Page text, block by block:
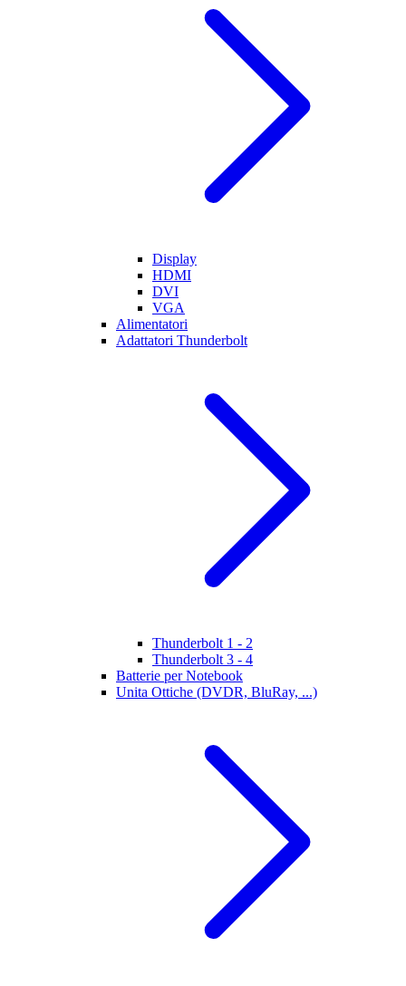
Display
HDMI
DVI
VGA
Alimentatori
Adattatori Thunderbolt
Thunderbolt 1 - 2
Thunderbolt 3 - 4
Batterie per Notebook
Unita Ottiche (DVDR, BluRay, ...)